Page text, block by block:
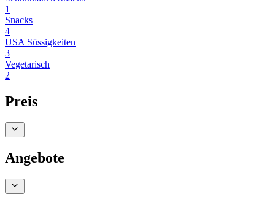
1
Snacks
4
USA Süssigkeiten
3
Vegetarisch
2
Preis
Angebote